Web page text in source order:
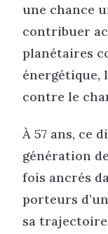
une chance
contribuer
planétaires
énergétique,
contre le
À 57 ans, ce
génération
fois ancrés
porteurs
sa